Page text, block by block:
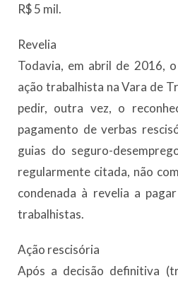
R$ 5 mil.
Revelia
Todavia, em abril de 2016,
ação trabalhista na Vara de
pedir, outra vez, o
pagamento de verbas
guias do seguro-
regularmente citada, não
condenada à revelia a
trabalhistas.
Ação rescisória
Após a decisão definitiva